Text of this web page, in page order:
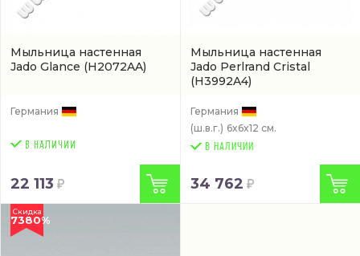
Мыльница настенная
Jado Glance (H2072AA)
Германия
22 113
Мыльница настенная
Jado Perlrand Cristal
(H3992A4)
Германия
(ш.в.г.) 6x6x12 см.
В НАЛИЧИИ
34 762
Скидка
7380%